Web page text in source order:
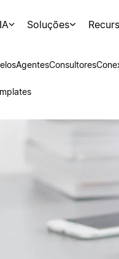
IA Soluções
AgentesConsultores